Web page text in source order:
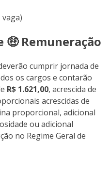
🤑 Remuneração
cumprir jornada de
os cargos e contarão
R$ 1.621,00, acrescida de
acrescidas de
proporcional, adicional
ou adicional
no Regime Geral de